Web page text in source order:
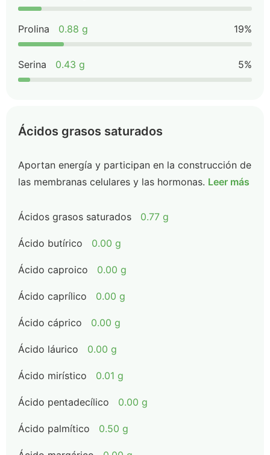
Prolina 0.88 g 19%
Serina 0.43 g 5%
Ácidos grasos saturados
Aportan energía y participan en la construcción de
las membranas celulares y las hormonas. Leer más
Ácidos grasos saturados 0.77 g
Ácido butírico 0.00 g
Ácido caproico 0.00 g
Ácido caprílico 0.00 g
Ácido cáprico 0.00 g
Ácido láurico 0.00 g
Ácido mirístico 0.01 g
Ácido pentadecílico 0.00 g
Ácido palmítico 0.50 g